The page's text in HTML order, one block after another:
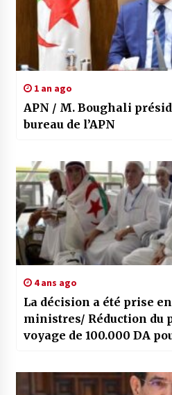
1 an ago
APN / M. Boughali
bureau de l’APN
4 ans ago
La décision a été prise
ministres/ Réduction du
voyage de 100.000 DA